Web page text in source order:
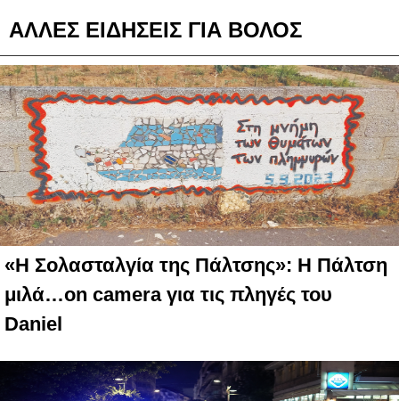
ΑΛΛΕΣ ΕΙΔΗΣΕΙΣ ΓΙΑ ΒΟΛΟΣ
«Η Σολασταλγία της Πάλτσης»: Η Πάλτση
μιλά…on camera για τις πληγές του
Daniel